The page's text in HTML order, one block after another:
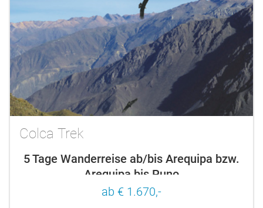
Colca Trek
5 Tage Wanderreise ab/bis Arequipa bzw.
Arequipa bis Puno
ab € 1.670,-